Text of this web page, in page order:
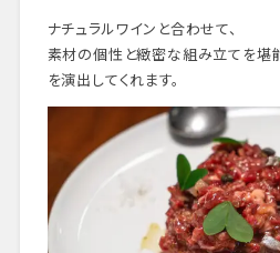
ナチュラルワインと合わせて、
素材の個性と緻密な組み立てを堪
を演出してくれます。